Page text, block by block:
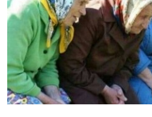
ВІДЕОУРОКИ «ELIFBE»
СВІДЧЕННЯ ОКУПАЦІЇ
УКРАЇНСЬКА ПРОБЛЕМА КРИМУ
ІНФОГРАФІКА
Русский
Qırımtatar
ДОЛУЧАЙСЯ!